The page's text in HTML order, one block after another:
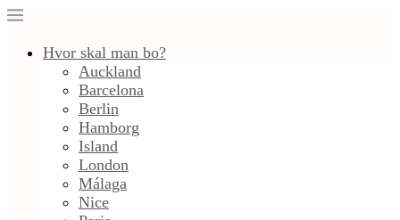
Hvor skal man bo?
Auckland
Barcelona
Berlin
Hamborg
Island
London
Málaga
Nice